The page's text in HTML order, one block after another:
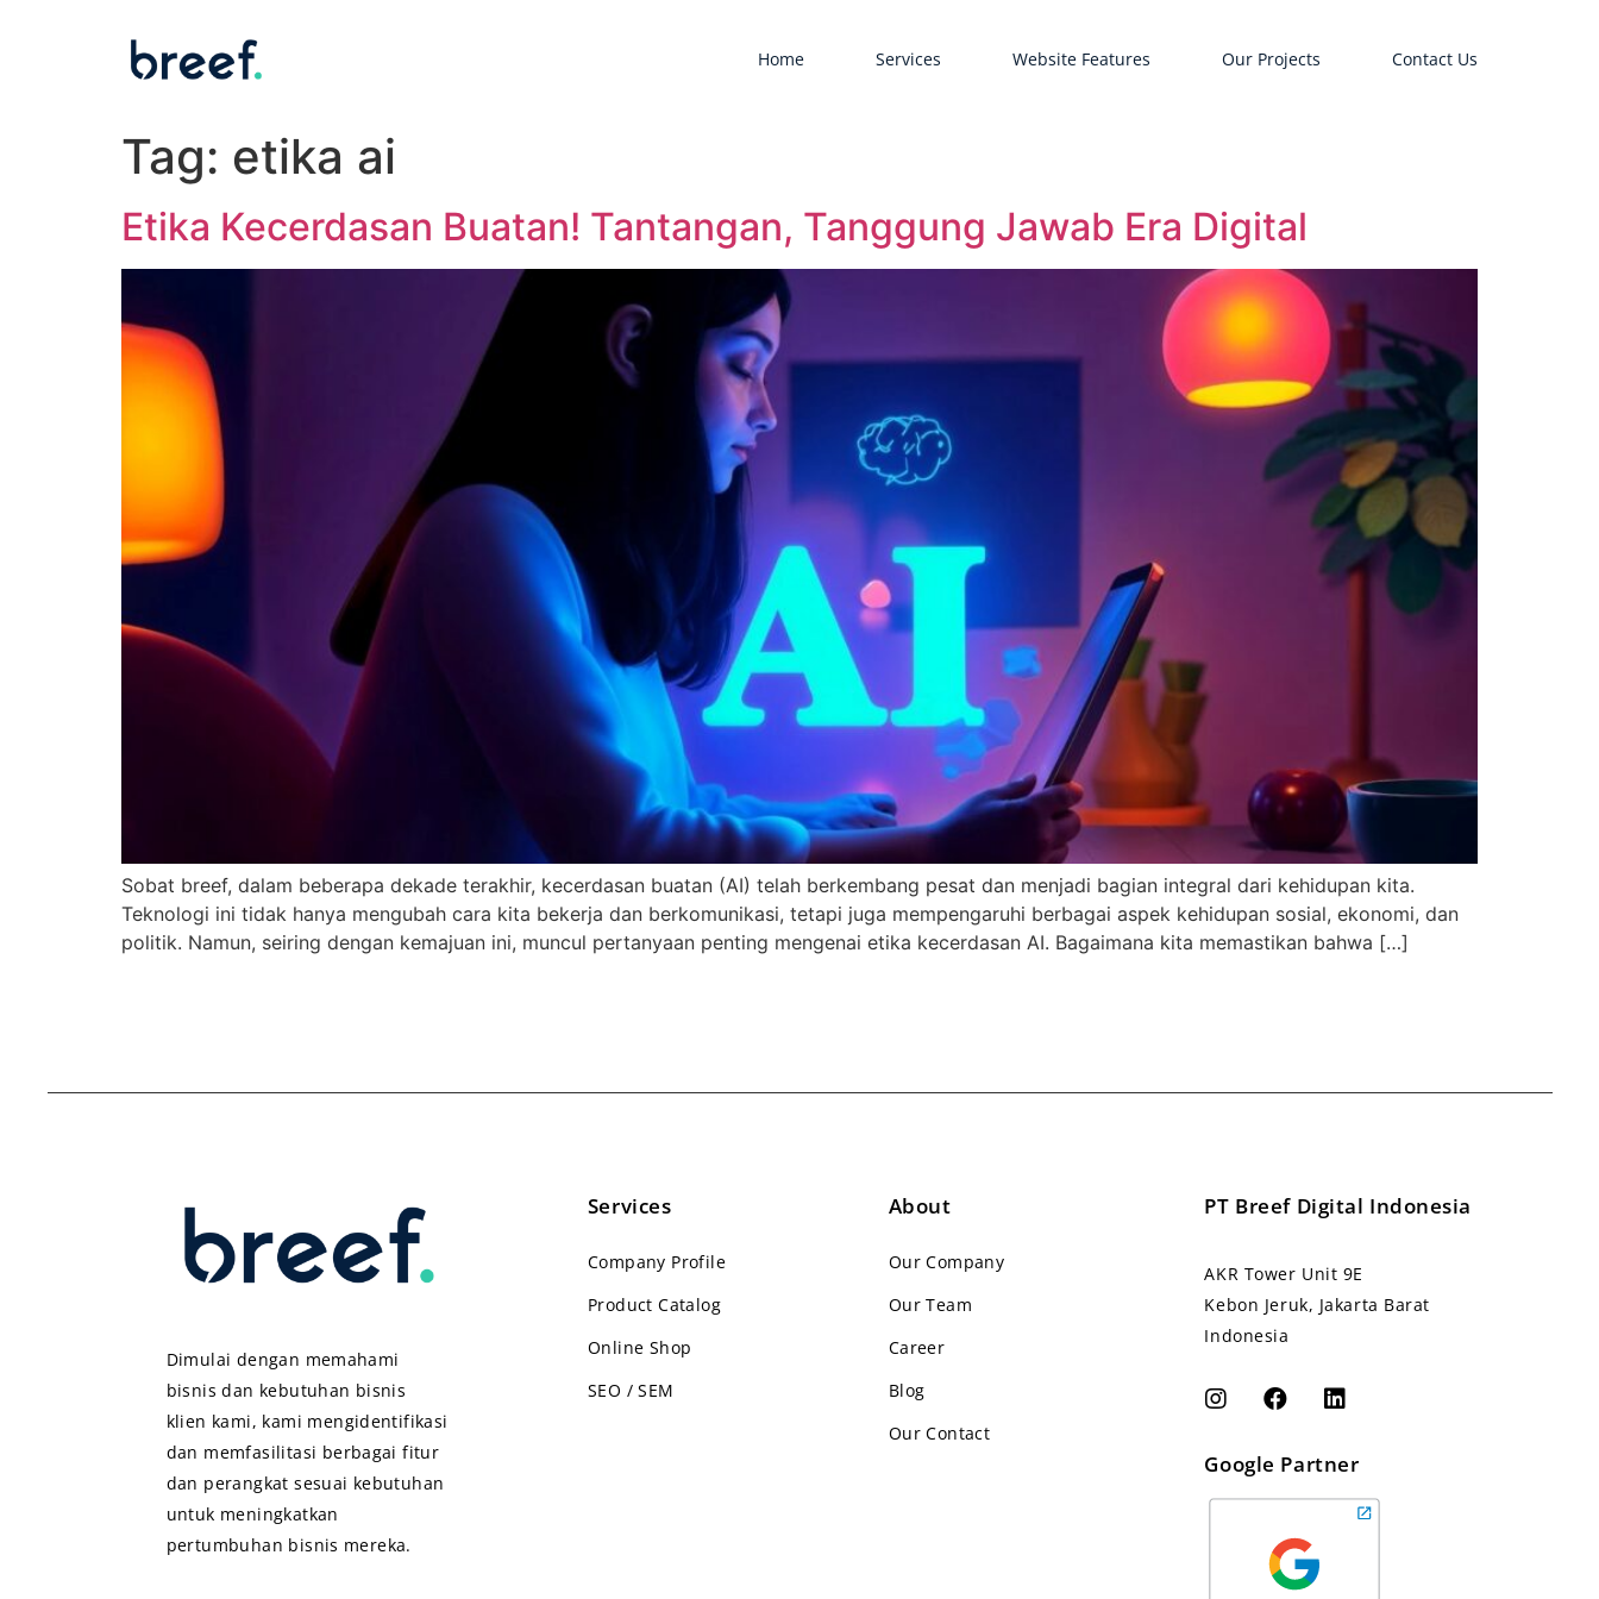
Home Services Website Features Our Projects Contact Us
Tag: etika ai
Etika Kecerdasan Buatan! Tantangan, Tanggung Jawab Era Digital
Sobat breef, dalam beberapa dekade terakhir, kecerdasan buatan (AI) telah berkembang pesat dan menjadi bagian integral dari kehidupan kita.
Teknologi ini tidak hanya mengubah cara kita bekerja dan berkomunikasi, tetapi juga mempengaruhi berbagai aspek kehidupan sosial, ekonomi, dan
politik. Namun, seiring dengan kemajuan ini, muncul pertanyaan penting mengenai etika kecerdasan AI. Bagaimana kita memastikan bahwa […]
Dimulai dengan memahami
bisnis dan kebutuhan bisnis
klien kami, kami mengidentifikasi
dan memfasilitasi berbagai fitur
dan perangkat sesuai kebutuhan
untuk meningkatkan
pertumbuhan bisnis mereka.
Services
Company Profile
Product Catalog
Online Shop
SEO / SEM
About
Our Company
Our Team
Career
Blog
Our Contact
PT Breef Digital Indonesia
AKR Tower Unit 9E
Kebon Jeruk, Jakarta Barat
Indonesia
Google Partner